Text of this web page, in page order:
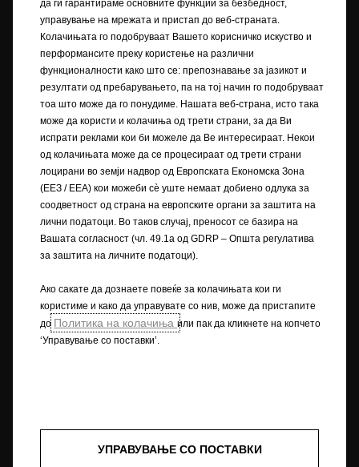
во дизајнот и опремата. Прикажаните бои се приближни на
вистинските бои. Илустрираната дополнителна опрема е достапна
со дополнителна наплата. Достапноста, техничките карактеристики
и опремата што се обезбедуваат на нашите возила може да се
разликуваат или можат да бидат достапни само во одредени земји
или може да бидат достапни само со дополнителна наплата. За
прецизни информации за опремата што се нуди на нашите возила ,
контактирајте вашиот локален партнер на Opel.
+) WLTP
+) Податоците за потрошувачката на гориво и податоците за
емисијата на CO 2
се одредуваат со користење на Процедурата за
(во соодветните верзии). Вредностите не ги земаат предвид
возењето и условите при возење. За повеќе информации за
официјалните вредности на потрошувачката на гориво и емисијата
потрошувачката на гориво и емисиите на CO на новите патнички
автомобили“, достапно во сите продажни места или во назначениот
државен орган.
да ги гарантираме основните функции за безбедност,
управување на мрежата и пристап до веб-страната.
Колачињата го подобруваат Вашето корисничко искуство и
перформансите преку користење на различни
функционалности како што се: препознавање за јазикот и
резултати од пребарувањето, па на тој начин го подобруваат
тоа што може да го понудиме. Нашата веб-страна, исто така
може да користи и колачиња од трети страни, за да Ви
испрати реклами кои би можеле да Ве интересираат. Некои
од колачињата може да се процесираат од трети страни
лоцирани во земји надвор од Европската Економска Зона
(ЕЕЗ / EEA) кои можеби сѐ уште немаат добиено одлука за
соодветност од страна на европските органи за заштита на
лични податоци. Во таков случај, преносот се базира на
Вашата согласност (чл. 49.1а од GDRP – Општа регулатива
за заштита на личните податоци).
Ако сакате да дознаете повеќе за колачињата кои ги
користиме и како да управувате со нив, може да пристапите
до Политика на колачиња или пак да кликнете на копчето
‘Управување со поставки’.
УПРАВУВАЊЕ СО ПОСТАВКИ